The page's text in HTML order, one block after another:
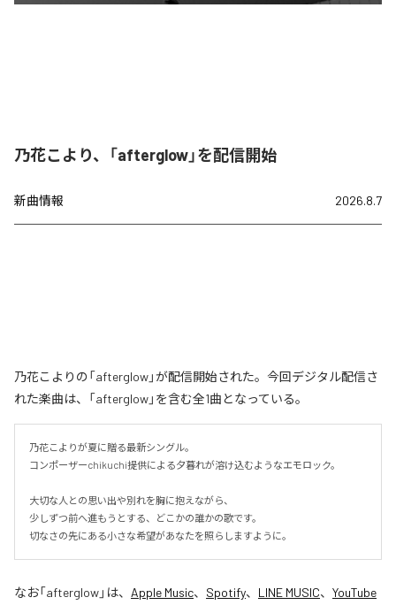
乃花こより、「afterglow」を配信開始
新曲情報 2026.8.7
乃花こよりの「afterglow」が配信開始された。今回デジタル配信さ
れた楽曲は、「afterglow」を含む全1曲となっている。
乃花こよりが夏に贈る最新シングル。
コンポーザーchikuchi提供による夕暮れが溶け込むようなエモロック。
大切な人との思い出や別れを胸に抱えながら、
少しずつ前へ進もうとする、どこかの誰かの歌です。
切なさの先にある小さな希望があなたを照らしますように。
なお「afterglow」は、 Apple Music、 Spotify、 LINE MUSIC、 YouTube